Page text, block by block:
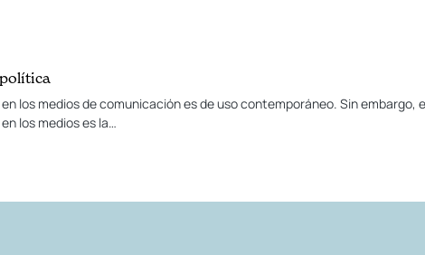
los medios de comunicación es de uso contemporáneo. Sin embargo,
los medios es la…